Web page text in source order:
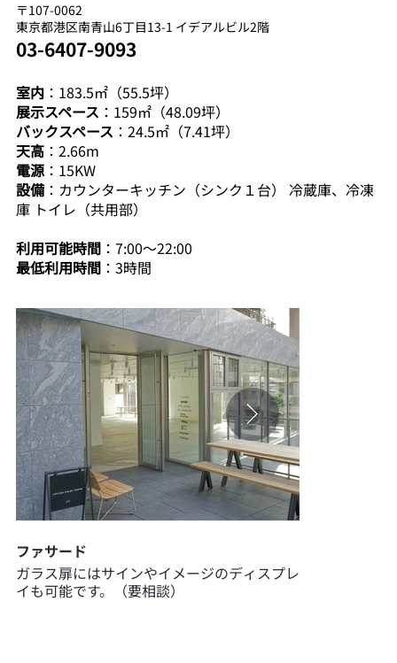
〒107-0062
東京都港区南青山6丁目13-1 イデアルビル2階
03-6407-9093
室内：183.5㎡（55.5坪）
展示スペース ：159㎡（48.09坪）
バックスペース ：24.5㎡（7.41坪）
天高：2.66m
電源：15KW
設備：カウンターキッチン（シンク１台） 冷蔵庫、冷凍
庫 トイレ（共用部）
利用可能時間：7:00～22:00
最低利用時間：3時間
ファサード
ガラス扉にはサインやイメージのディスプレ
イも可能です。（要相談）